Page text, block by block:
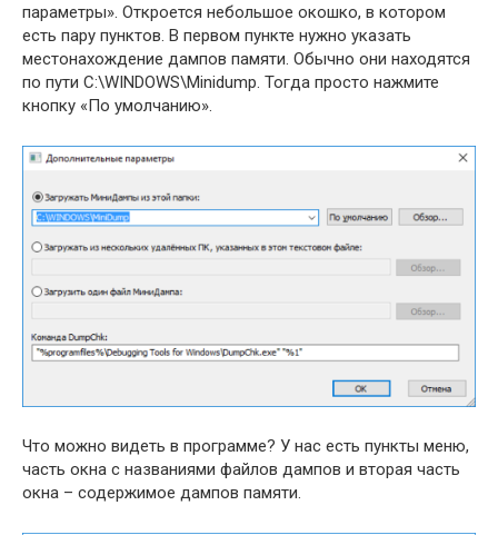
параметры». Откроется небольшое окошко, в котором
есть пару пунктов. В первом пункте нужно указать
местонахождение дампов памяти. Обычно они находятся
по пути C:\WINDOWS\Minidump. Тогда просто нажмите
кнопку «По умолчанию».
Что можно видеть в программе? У нас есть пункты меню,
часть окна с названиями файлов дампов и вторая часть
окна – содержимое дампов памяти.